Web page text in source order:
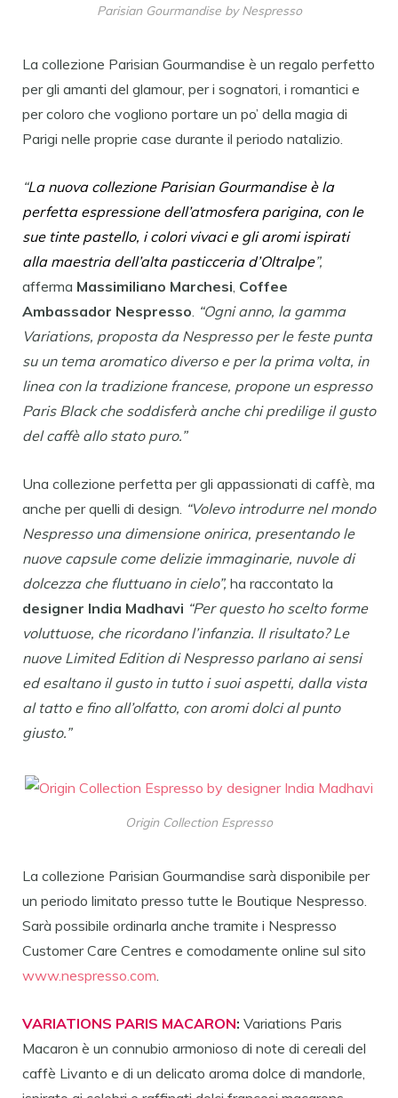
Parisian Gourmandise by Nespresso
La collezione Parisian Gourmandise è un regalo perfetto
per gli amanti del glamour, per i sognatori, i romantici e
per coloro che vogliono portare un po’ della magia di
Parigi nelle proprie case durante il periodo natalizio.
“La nuova collezione Parisian Gourmandise è la
perfetta espressione dell’atmosfera parigina, con le
sue tinte pastello, i colori vivaci e gli aromi ispirati
alla maestria dell’alta pasticceria d’Oltralpe”,
afferma Massimiliano Marchesi Coffee
Ambassador Nespresso “Ogni anno, la gamma
Variations, proposta da Nespresso per le feste punta
su un tema aromatico diverso e per la prima volta, in
linea con la tradizione francese, propone un espresso
Paris Black che soddisferà anche chi predilige il gusto
del caffè allo stato puro.”
Una collezione perfetta per gli appassionati di caffè, ma
anche per quelli di design. “Volevo introdurre nel mondo
Nespresso una dimensione onirica, presentando le
nuove capsule come delizie immaginarie, nuvole di
dolcezza che fluttuano in cielo”, ha raccontato la
designer India Madhavi “Per questo ho scelto forme
voluttuose, che ricordano l’infanzia. Il risultato? Le
nuove Limited Edition di Nespresso parlano ai sensi
ed esaltano il gusto in tutto i suoi aspetti, dalla vista
al tatto e fino all’olfatto, con aromi dolci al punto
giusto.”
Origin Collection Espresso
La collezione Parisian Gourmandise sarà disponibile per
un periodo limitato presso tutte le Boutique Nespresso.
Sarà possibile ordinarla anche tramite i Nespresso
Customer Care Centres e comodamente online sul sito
www.nespresso.com.
VARIATIONS PARIS MACARON: Variations Paris
Macaron è un connubio armonioso di note di cereali del
caffè Livanto e di un delicato aroma dolce di mandorle,